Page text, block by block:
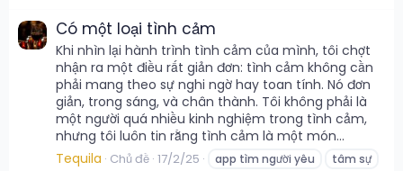
Có một loại tình cảm
Khi nhìn lại hành trình tình cảm của mình, tôi chợt
nhận ra một điều rất giản đơn: tình cảm không cần
phải mang theo sự nghi ngờ hay toan tính. Nó đơn
giản, trong sáng, và chân thành. Tôi không phải là
một người quá nhiều kinh nghiệm trong tình cảm,
nhưng tôi luôn tin rằng tình cảm là một món...
Tequila Chủ đề 17/2/25 app tìm người yêu
tâm sự